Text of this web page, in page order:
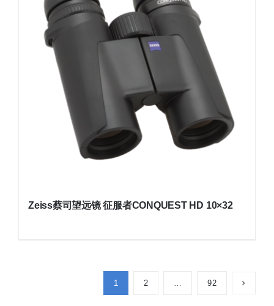
Zeiss蔡司望远镜 征服者CONQUEST HD 10×32
1 2 … 92